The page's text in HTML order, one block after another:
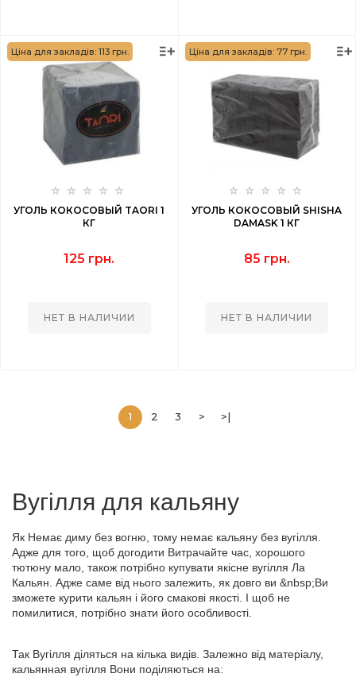
Ціна для закладів: 113 грн.
УГОЛЬ КОКОСОВЫЙ TAORI 1
КГ
125 грн.
НЕТ В НАЛИЧИИ
Ціна для закладів: 77 грн.
УГОЛЬ КОКОСОВЫЙ SHISHA
DAMASK 1 КГ
85 грн.
НЕТ В НАЛИЧИИ
1 2 3 > >|
Вугілля для кальяну
Як Немає диму без вогню, тому немає кальяну без вугілля.
Адже для того, щоб догодити Витрачайте час, хорошого
тютюну мало, також потрібно купувати якісне вугілля Ла
Кальян. Адже саме від нього залежить, як довго ви &nbsp;Ви
зможете курити кальян і його смакові якості. І щоб не
помилитися, потрібно знати його особливості.
Так Вугілля діляться на кілька видів. Залежно від матеріалу,
кальянная вугілля Вони поділяються на: